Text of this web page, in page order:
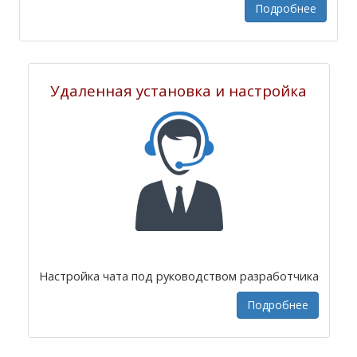
Подробнее
Удаленная установка и настройка
Настройка чата под руководством разработчика
Подробнее